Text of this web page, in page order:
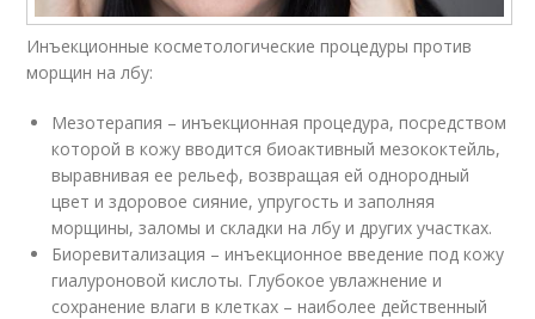
Инъекционные косметологические процедуры против
морщин на лбу:
Мезотерапия – инъекционная процедура, посредством
которой в кожу вводится биоактивный мезококтейль,
выравнивая ее рельеф, возвращая ей однородный
цвет и здоровое сияние, упругость и заполняя
морщины, заломы и складки на лбу и других участках.
Биоревитализация – инъекционное введение под кожу
гиалуроновой кислоты. Глубокое увлажнение и
сохранение влаги в клетках – наиболее действенный